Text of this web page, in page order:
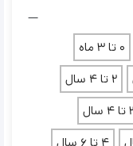
نی‌نی موقع راه
شلوار دقت کنید.
شلوارهایی که
0 تا 3 ماه
2 تا 4 سال
4 تا 6 سال